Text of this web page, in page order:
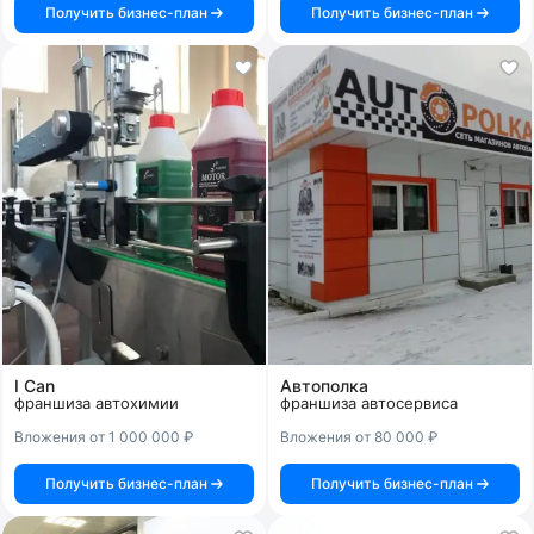
Получить бизнес-план Получить бизнес-план
I Can
франшиза автохимии
Вложения от 1 000 000 ₽
Получить бизнес-план
Автополка
франшиза автосервиса
Вложения от 80 000 ₽
Получить бизнес-план